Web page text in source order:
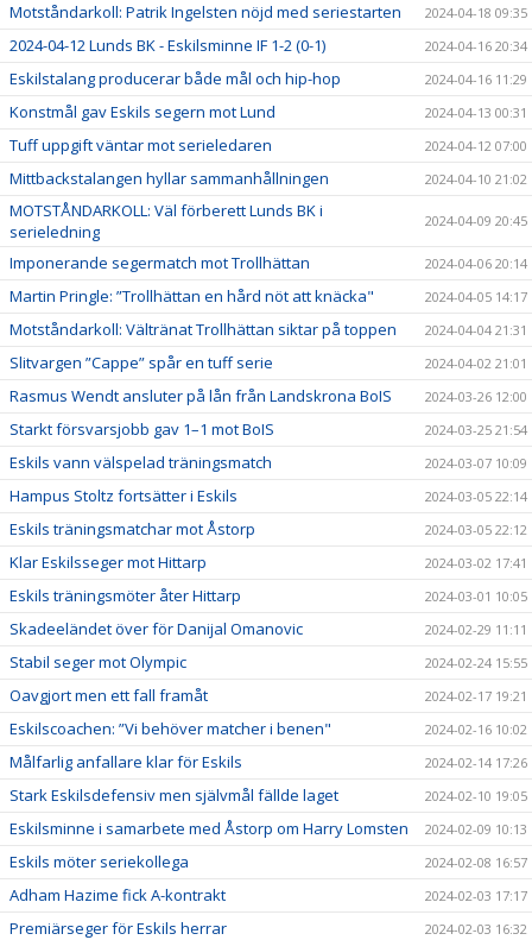
Motståndarkoll: Patrik Ingelsten nöjd med seriestarten 2024-04-18 09:35
2024-04-12 Lunds BK - Eskilsminne IF 1-2 (0-1) 2024-04-16 20:34
Eskilstalang producerar både mål och hip-hop 2024-04-16 11:29
Konstmål gav Eskils segern mot Lund 2024-04-13 00:31
Tuff uppgift väntar mot serieledaren 2024-04-12 07:00
Mittbackstalangen hyllar sammanhållningen 2024-04-10 21:02
MOTSTÅNDARKOLL: Väl förberett Lunds BK i
serieledning
2024-04-09 20:45
Imponerande segermatch mot Trollhättan 2024-04-06 20:14
Martin Pringle: ”Trollhättan en hård nöt att knäcka" 2024-04-05 14:17
Motståndarkoll: Vältränat Trollhättan siktar på toppen 2024-04-04 21:31
Slitvargen ”Cappe” spår en tuff serie 2024-04-02 21:01
Rasmus Wendt ansluter på lån från Landskrona BoIS 2024-03-26 12:00
Starkt försvarsjobb gav 1–1 mot BoIS 2024-03-25 21:54
Eskils vann välspelad träningsmatch 2024-03-07 10:09
Hampus Stoltz fortsätter i Eskils 2024-03-05 22:14
Eskils träningsmatchar mot Åstorp 2024-03-05 22:12
Klar Eskilsseger mot Hittarp 2024-03-02 17:41
Eskils träningsmöter åter Hittarp 2024-03-01 10:05
Skadeeländet över för Danijal Omanovic 2024-02-29 11:11
Stabil seger mot Olympic 2024-02-24 15:55
Oavgjort men ett fall framåt 2024-02-17 19:21
Eskilscoachen: ”Vi behöver matcher i benen" 2024-02-16 10:02
Målfarlig anfallare klar för Eskils 2024-02-14 17:26
Stark Eskilsdefensiv men självmål fällde laget 2024-02-10 19:05
Eskilsminne i samarbete med Åstorp om Harry Lomsten 2024-02-09 10:13
Eskils möter seriekollega 2024-02-08 16:57
Adham Hazime fick A-kontrakt 2024-02-03 17:17
Premiärseger för Eskils herrar 2024-02-03 16:32